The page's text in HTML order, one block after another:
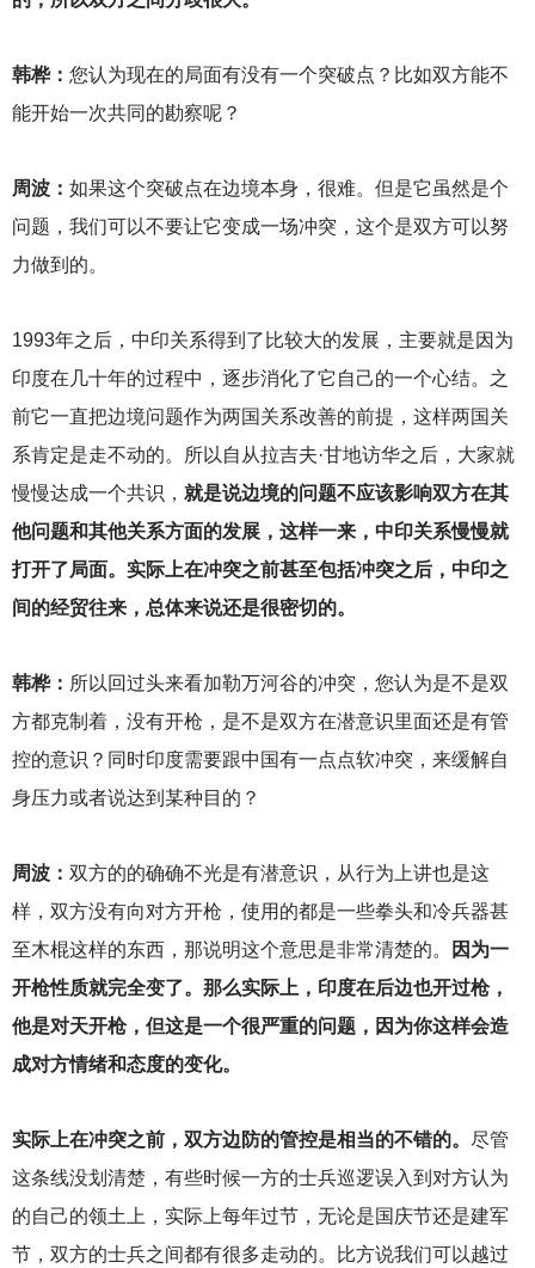
韩桦： 您认为现在的局面有没有一个突破点？比如双方能不
能开始一次共同的勘察呢？
周波： 如果这个突破点在边境本身，很难。但是它虽然是个
问题，我们可以不要让它变成一场冲突，这个是双方可以努
力做到的。
1993年之后，中印关系得到了比较大的发展，主要就是因为
印度在几十年的过程中，逐步消化了它自己的一个心结。之
前它一直把边境问题作为两国关系改善的前提，这样两国关
系肯定是走不动的。所以自从拉吉夫·甘地访华之后，大家就
慢慢达成一个共识， 就是说边境的问题不应该影响双方在其
他问题和其他关系方面的发展，这样一来，中印关系慢慢就
打开了局面。实际上在冲突之前甚至包括冲突之后，中印之
间的经贸往来，总体来说还是很密切的。
韩桦： 所以回过头来看加勒万河谷的冲突，您认为是不是双
方都克制着，没有开枪，是不是双方在潜意识里面还是有管
控的意识？同时印度需要跟中国有一点点软冲突，来缓解自
身压力或者说达到某种目的？
周波： 双方的的确确不光是有潜意识，从行为上讲也是这
样，双方没有向对方开枪，使用的都是一些拳头和冷兵器甚
至木棍这样的东西，那说明这个意思是非常清楚的。
因为一
开枪性质就完全变了。那么实际上，印度在后边也开过枪，
他是对天开枪，但这是一个很严重的问题，因为你这样会造
成对方情绪和态度的变化。
实际上在冲突之前，双方边防的管控是相当的不错的。 尽管
这条线没划清楚，有些时候一方的士兵巡逻误入到对方认为
的自己的领土上，实际上每年过节，无论是国庆节还是建军
节，双方的士兵之间都有很多走动的。比方说我们可以越过